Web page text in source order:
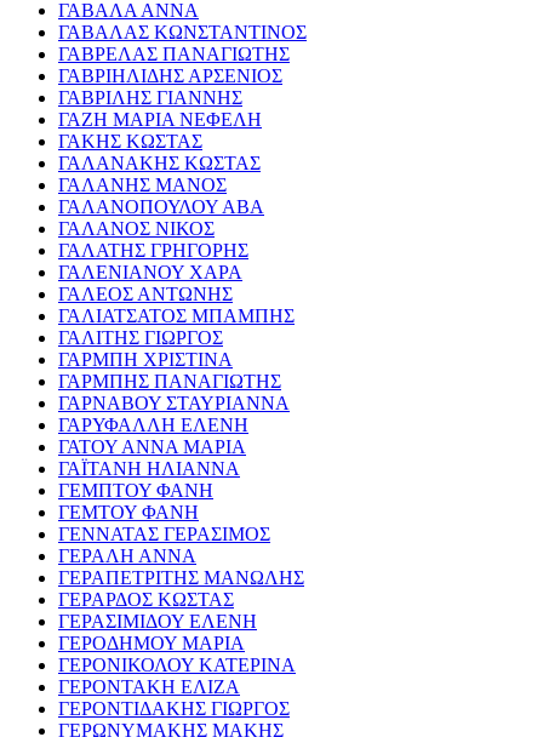
ΓΑΒΑΛΑ ΑΝΝΑ
ΓΑΒΑΛΑΣ ΚΩΝΣΤΑΝΤΙΝΟΣ
ΓΑΒΡΕΛΑΣ ΠΑΝΑΓΙΩΤΗΣ
ΓΑΒΡΙΗΛΙΔΗΣ ΑΡΣΕΝΙΟΣ
ΓΑΒΡΙΛΗΣ ΓΙΑΝΝΗΣ
ΓΑΖΗ ΜΑΡΙΑ ΝΕΦΕΛΗ
ΓΑΚΗΣ ΚΩΣΤΑΣ
ΓΑΛΑΝΑΚΗΣ ΚΩΣΤΑΣ
ΓΑΛΑΝΗΣ ΜΑΝΟΣ
ΓΑΛΑΝΟΠΟΥΛΟΥ ΑΒΑ
ΓΑΛΑΝΟΣ ΝΙΚΟΣ
ΓΑΛΑΤΗΣ ΓΡΗΓΟΡΗΣ
ΓΑΛΕΝΙΑΝΟΥ ΧΑΡΑ
ΓΑΛΕΟΣ ΑΝΤΩΝΗΣ
ΓΑΛΙΑΤΣΑΤΟΣ ΜΠΑΜΠΗΣ
ΓΑΛΙΤΗΣ ΓΙΩΡΓΟΣ
ΓΑΡΜΠΗ ΧΡΙΣΤΙΝΑ
ΓΑΡΜΠΗΣ ΠΑΝΑΓΙΩΤΗΣ
ΓΑΡΝΑΒΟΥ ΣΤΑΥΡΙΑΝΝΑ
ΓΑΡΥΦΑΛΛΗ ΕΛΕΝΗ
ΓΑΤΟΥ ΑΝΝΑ ΜΑΡΙΑ
ΓΑΪΤΑΝΗ ΗΛΙΑΝΝΑ
ΓΕΜΠΤΟΥ ΦΑΝΗ
ΓΕΜΤΟΥ ΦΑΝΗ
ΓΕΝΝΑΤΑΣ ΓΕΡΑΣΙΜΟΣ
ΓΕΡΑΛΗ ΑΝΝΑ
ΓΕΡΑΠΕΤΡΙΤΗΣ ΜΑΝΩΛΗΣ
ΓΕΡΑΡΔΟΣ ΚΩΣΤΑΣ
ΓΕΡΑΣΙΜΙΔΟΥ ΕΛΕΝΗ
ΓΕΡΟΔΗΜΟΥ ΜΑΡΙΑ
ΓΕΡΟΝΙΚΟΛΟΥ ΚΑΤΕΡΙΝΑ
ΓΕΡΟΝΤΑΚΗ ΕΛΙΖΑ
ΓΕΡΟΝΤΙΔΑΚΗΣ ΓΙΩΡΓΟΣ
ΓΕΡΩΝΥΜΑΚΗΣ ΜΑΚΗΣ